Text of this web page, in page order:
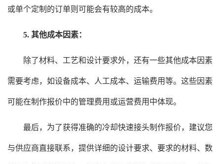
或单个定制的订单则可能会有较高的成本。
5. 其他成本因素：
除了材料、工艺和设计要求外，还有一些其他成本因素
需要考虑，如设备成本、人工成本、运输费用等。这些因素
可能在制作报价中的管理费用或运营费用中体现。
最后，为了获得准确的冷却快速接头制作报价，建议您
与供应商直接联系，提供详细的设计要求、要求的材料、数